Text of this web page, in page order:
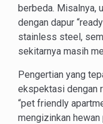
berbeda. Misalnya,
dengan dapur
stainless steel,
sekitarnya masih
Pengertian yang
ekspektasi dengan
“pet friendly
mengizinkan